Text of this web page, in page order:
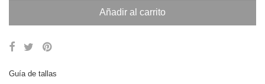
Añadir al carrito
Guía de tallas